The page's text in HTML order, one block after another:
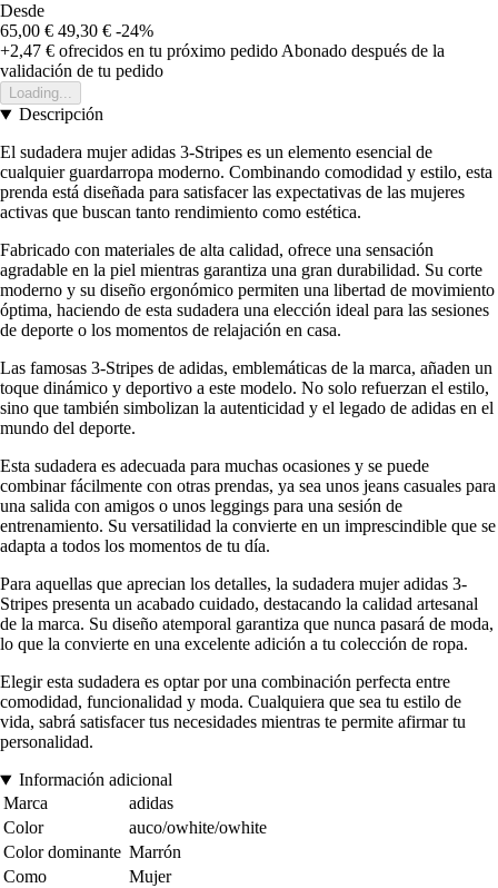
Desde
65,00 € 49,30 € -24%
+2,47 € ofrecidos en tu próximo pedidoAbonado después de la
validación de tu pedido
Loading...
Descripción
El sudadera mujer adidas 3-Stripes es un elemento esencial de
cualquier guardarropa moderno. Combinando comodidad y estilo, esta
prenda está diseñada para satisfacer las expectativas de las mujeres
activas que buscan tanto rendimiento como estética.
Fabricado con materiales de alta calidad, ofrece una sensación
agradable en la piel mientras garantiza una gran durabilidad. Su corte
moderno y su diseño ergonómico permiten una libertad de movimiento
óptima, haciendo de esta sudadera una elección ideal para las sesiones
de deporte o los momentos de relajación en casa.
Las famosas 3-Stripes de adidas, emblemáticas de la marca, añaden un
toque dinámico y deportivo a este modelo. No solo refuerzan el estilo,
sino que también simbolizan la autenticidad y el legado de adidas en el
mundo del deporte.
Esta sudadera es adecuada para muchas ocasiones y se puede
combinar fácilmente con otras prendas, ya sea unos jeans casuales para
una salida con amigos o unos leggings para una sesión de
entrenamiento. Su versatilidad la convierte en un imprescindible que se
adapta a todos los momentos de tu día.
Para aquellas que aprecian los detalles, la sudadera mujer adidas 3-
Stripes presenta un acabado cuidado, destacando la calidad artesanal
de la marca. Su diseño atemporal garantiza que nunca pasará de moda,
lo que la convierte en una excelente adición a tu colección de ropa.
Elegir esta sudadera es optar por una combinación perfecta entre
comodidad, funcionalidad y moda. Cualquiera que sea tu estilo de
vida, sabrá satisfacer tus necesidades mientras te permite afirmar tu
personalidad.
Información adicional
Marca
adidas
Color
auco/owhite/owhite
Color dominante Marrón
Como
Mujer